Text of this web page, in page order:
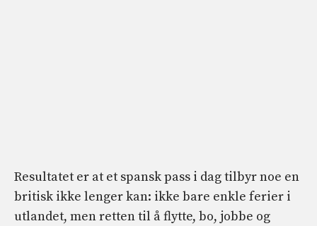
Resultatet er at et spansk pass i dag tilbyr noe en
britisk ikke lenger kan: ikke bare enkle ferier i
utlandet, men retten til å flytte, bo, jobbe og